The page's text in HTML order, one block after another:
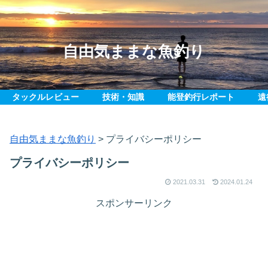
自由気ままな魚釣り
タックルレビュー 技術・知識 能登釣行レポート 遠
自由気ままな魚釣り > プライバシーポリシー
プライバシーポリシー
2021.03.31 2024.01.24
スポンサーリンク